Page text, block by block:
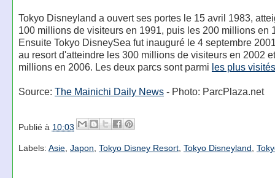
Tokyo Disneyland a ouvert ses portes le 15 avril 1983,
100 millions de visiteurs en 1991, puis les 200 millions en
Ensuite Tokyo DisneySea fut inauguré le 4 septembre
au resort d'atteindre les 300 millions de visiteurs en 2002
millions en 2006. Les deux parcs sont parmi les plus
Source: The Mainichi Daily News- Photo: ParcPlaza.net
Publié à 10:03
Labels: Asie, Japon Tokyo Disney Resort, Tokyo Disneyland